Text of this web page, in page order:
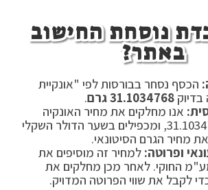
נוסחת החישוב
באתר?
הכסף נסחר בבורסות לפי "אונקיית
31.1034768 גרם
.
אנו מחלקים את מחיר האונקיה
בדולרים ל-31.1034768, ומכפילים בשער הדולר השקלי
מחיר הגרם הסיטונאי.
ופרוטה: למחיר זה מוסיפים את
המע"מ החוקי. לאחר מכן מחלקים את